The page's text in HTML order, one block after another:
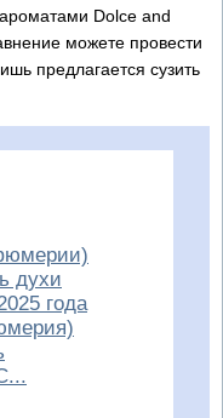
Dolce and
можете провести
предлагается сузить
духи
года